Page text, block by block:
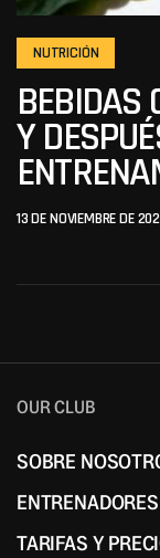
NUTRICIÓN
BEBIDAS
Y
13 DE NOVIEMBRE DE
OUR CLUB
SOBRE
SOBRE
ENTRENADORES
ENTRENADORES
TARIFAS Y